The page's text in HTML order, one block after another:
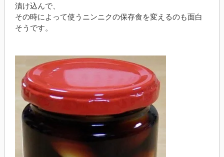
漬け込んで、
その時によって使うニンニクの保存食を変えるのも面白
そうです。